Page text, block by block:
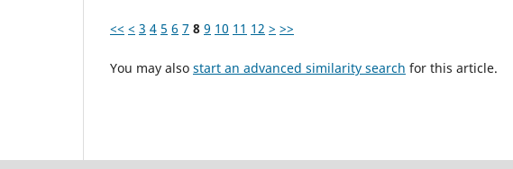
<< < 3 4 5 6 7 8 9 10 11 12 > >>
You may also start an advanced similarity search for this article.